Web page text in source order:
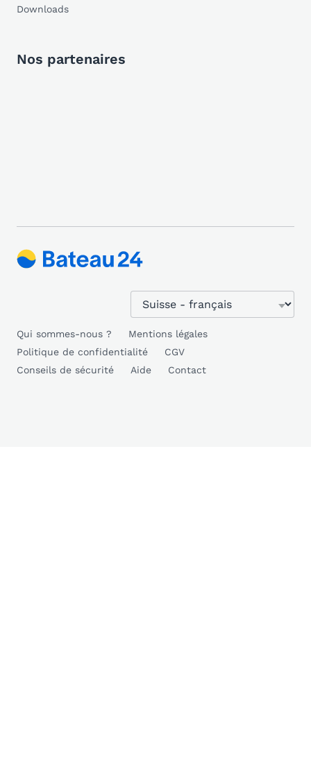
Downloads
Nos partenaires
Qui sommes-nous ?
Mentions légales
Politique de confidentialité
CGV
Conseils de sécurité
Aide Contact